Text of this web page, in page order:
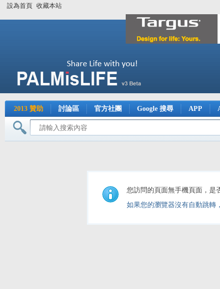
設為首頁 收藏本站
2013 贊助 討論區 官方社團 Google 搜尋 APP
您訪問的頁面無手機頁面，是
如果您的瀏覽器沒有自動跳轉